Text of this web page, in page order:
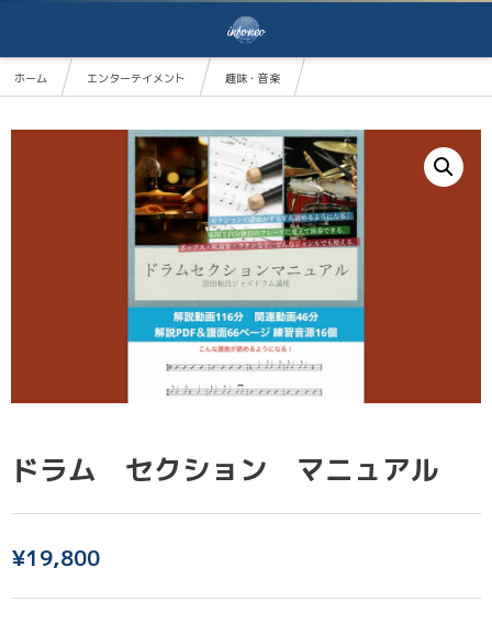
ホーム エンターテイメント
趣味・音楽
ドラム セクション マニュアル
¥19,800